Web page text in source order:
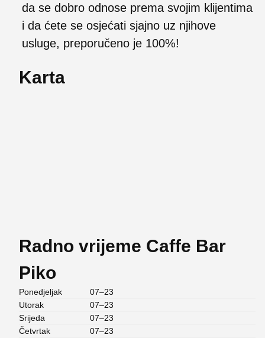
da se dobro odnose prema svojim klijentima
i da ćete se osjećati sjajno uz njihove
usluge, preporučeno je 100%!
Karta
Radno vrijeme Caffe Bar
Piko
Ponedjeljak
07–23
Utorak
07–23
Srijeda
07–23
Četvrtak
07–23